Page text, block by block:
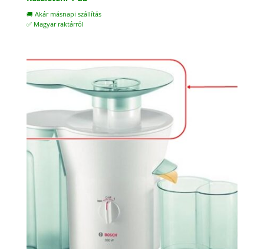
🚚 Akár másnapi szállítás
✅ Magyar raktárról